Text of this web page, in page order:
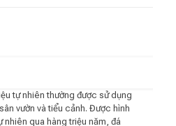
tự nhiên thường được sử dụng
vườn và tiểu cảnh. Được hình
nhiên qua hàng triệu năm, đá